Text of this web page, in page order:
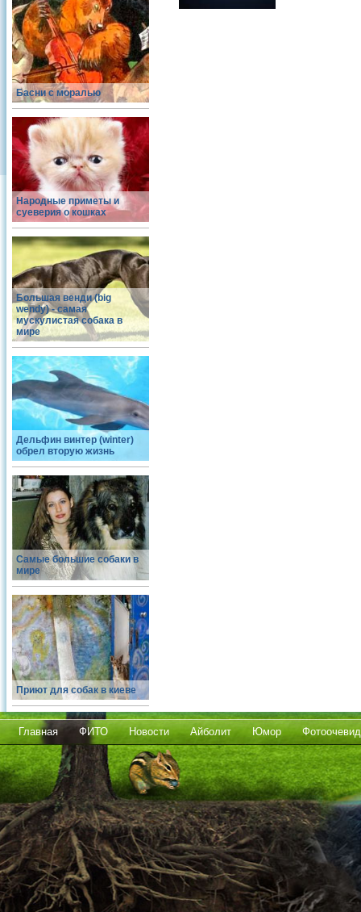
Басни с моралью
Народные приметы и
суеверия о кошках
Большая венди (big
wendy) - самая
мускулистая собака в
мире
Дельфин винтер (winter)
обрел вторую жизнь
Самые большие собаки в
мире
Приют для собак в киеве
Главная ФИТО Новости Айболит Юмор